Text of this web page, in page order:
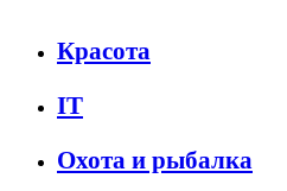
Красота
IT
Охота и рыбалка